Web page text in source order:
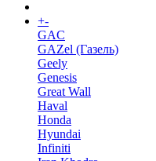
+-
GAC
GAZel (Газель)
Geely
Genesis
Great Wall
Haval
Honda
Hyundai
Infiniti